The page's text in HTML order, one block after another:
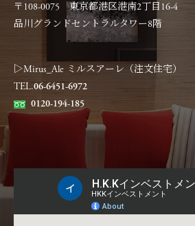
〒108-0075 東京都港区港南2丁目16-4
品川グランドセントラルタワー8階
▷Mirus_Ale ミルスアーレ（注文住宅）
TEL.06-6451-6972
0120-194-185